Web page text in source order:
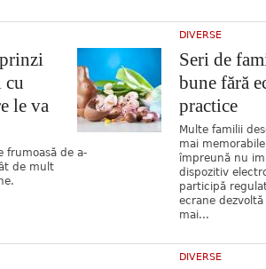
cu
le va
frumoasă de a-
de mult
DIVERSE
Seri de
bune fără
practice
Multe familii
mai
împreună nu
dispozitiv
participă
ecrane
mai...
DIVERSE